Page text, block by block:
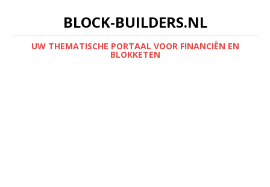
BLOCK-BUILDERS.NL
UW THEMATISCHE PORTAAL VOOR FINANCIËN EN
BLOKKETEN